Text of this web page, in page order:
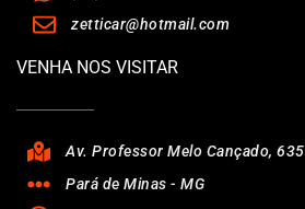
zetticar@hotmail.com
VENHA NOS VISITAR
Av. Professor Melo Cançado, 635
Pará de Minas - MG